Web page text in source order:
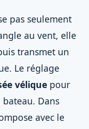
pas seulement
au vent, elle
transmet un
Le réglage
vélique pour
Dans
avec le